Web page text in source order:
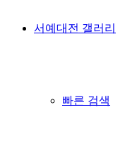
서예대전 갤러리
빠른 검색